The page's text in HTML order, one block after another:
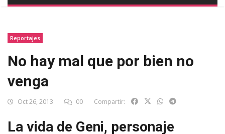
Reportajes
No hay mal que por bien no
venga
Oct 26, 2013 00 Compartir:
La vida de Geni, personaje